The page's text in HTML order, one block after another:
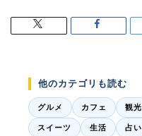
他のカテゴリも読む
グルメ カフェ 観光
スイーツ 生活 占い